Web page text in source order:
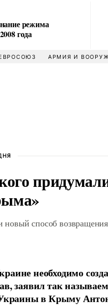
режима
года
АРМИЯ И
новый способ
необходимо
заявил так
Украины в Крыму